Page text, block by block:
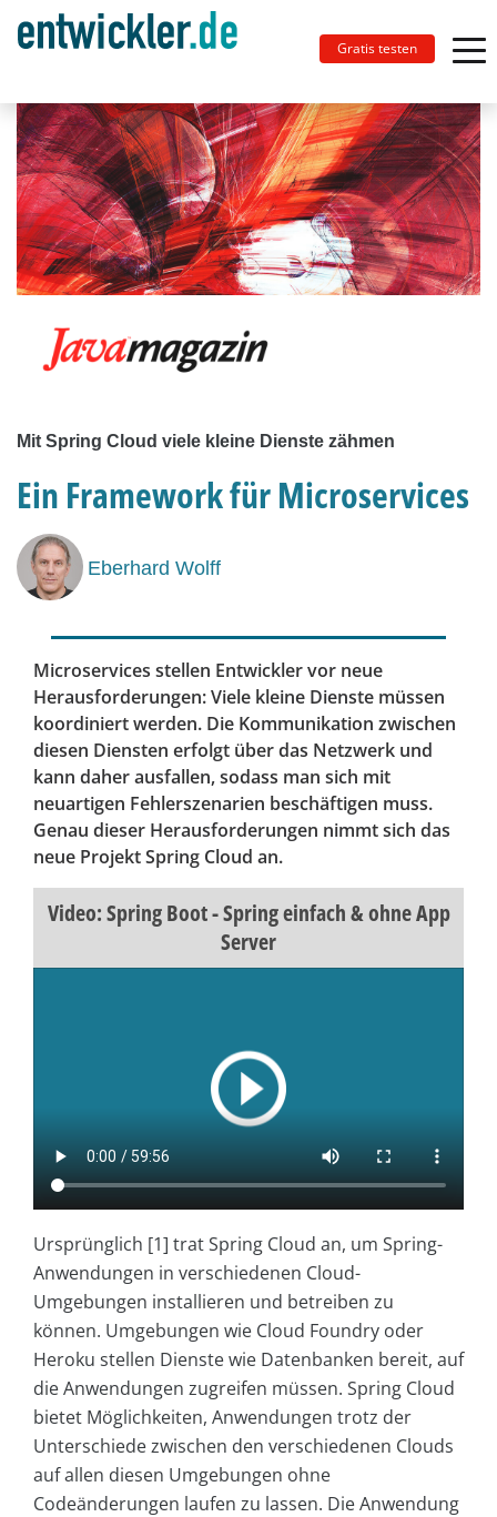
Gratis testen
Mit Spring Cloud viele kleine Dienste zähmen
Ein Framework für Microservices
Eberhard Wolff
Microservices stellen Entwickler vor neue
Herausforderungen: Viele kleine Dienste müssen
koordiniert werden. Die Kommunikation zwischen
diesen Diensten erfolgt über das Netzwerk und
kann daher ausfallen, sodass man sich mit
neuartigen Fehler­szenarien beschäftigen muss.
Genau dieser Herausforderungen nimmt sich das
neue Projekt Spring Cloud an.
Video: Spring Boot - Spring einfach & ohne App
Server
Ursprünglich [1] trat Spring Cloud an, um Spring-
Anwendungen in verschiedenen Cloud-
Umgebungen installieren und betreiben zu
können. Umgebungen wie Cloud Foundry oder
Heroku stellen Dienste wie Datenbanken bereit, auf
die Anwendungen zugreifen müssen. Spring Cloud
bietet Möglichkeiten, Anwendungen trotz der
Unterschiede zwischen den verschiedenen Clouds
auf allen diesen Umgebungen ohne
Codeänderungen laufen zu lassen. Die Anwendung